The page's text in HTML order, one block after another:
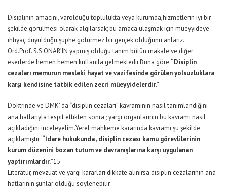
Disiplinin amacını, varolduğu toplulukta veya kurumda,hizmetlerin iyi bir
şekilde görülmesi olarak algılarsak; bu amaca ulaşmak için müeyyideye
ihtiyaç duyulduğu şüphe götürmez bir gerçek olduğunu anlarız.
Ord.Prof. S.S.ONAR’IN yapmış olduğu tanım bütün makale ve diğer
eserlerde hemen hemen kullanıla gelmektedir.Buna göre “Disiplin
cezaları memurun mesleki hayat ve vazifesinde görülen yolsuzluklara
karşı kendisine tatbik edilen zecri müeyyidelerdir.”
Doktrinde ve DMK’ da “disiplin cezaları” kavramının nasıl tanımlandığını
ana hatlarıyla tespit ettikten sonra ; yargı organlarının bu kavramı nasıl
açıkladığını inceleyelim.Yerel mahkeme kararında kavramı şu şekilde
açıklamıştır :“İdare hukukunda , disiplin cezası kamu görevlilerinin
kurum düzenini bozan tutum ve davranışlarına karşı uygulanan
yaptırımlardır.”15
Literatür, mevzuat ve yargı kararları dikkate alınırsa disiplin cezalarının ana
hatlarının şunlar olduğu söylenebilir.